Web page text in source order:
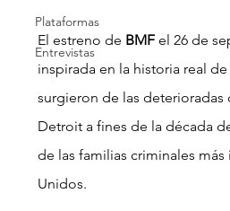
Plataformas
Entrevistas
El estreno de BMF el 26 de
inspirada en la historia real
surgieron de las deterioradas
Detroit a fines de la década
de las familias criminales
Unidos.